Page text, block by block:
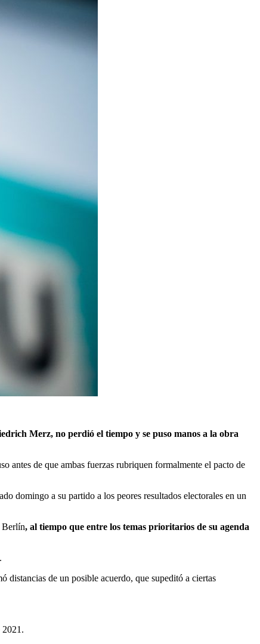
Merz, no perdió el tiempo y se puso manos a la obra
antes de que ambas fuerzas rubriquen formalmente el pacto de
domingo a su partido a los peores resultados electorales en un
Berlín, al tiempo que entre los temas prioritarios de su agenda
de un posible acuerdo, que supeditó a ciertas
2021.